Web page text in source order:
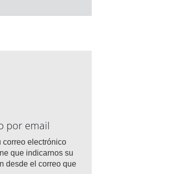
por email
correo electrónico
que indicarnos su
desde el correo que